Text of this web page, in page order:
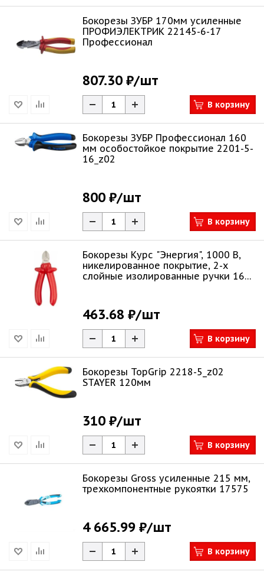
Бокорезы ЗУБР 170мм усиленные
ПРОФИЭЛЕКТРИК 22145-6-17
Профессионал
807.30 ₽/шт
В корзину
Бокорезы ЗУБР Профессионал 160
мм особостойкое покрытие 2201-5-
16_z02
800 ₽/шт
В корзину
Бокорезы Курс "Энергия", 1000 В,
никелированное покрытие, 2-х
слойные изолированные ручки 160
463.68 ₽/шт
В корзину
Бокорезы TopGrip 2218-5_z02
STAYER 120мм
310 ₽/шт
В корзину
Бокорезы Gross усиленные 215 мм,
трехкомпонентные рукоятки 17575
4 665.99 ₽/шт
В корзину